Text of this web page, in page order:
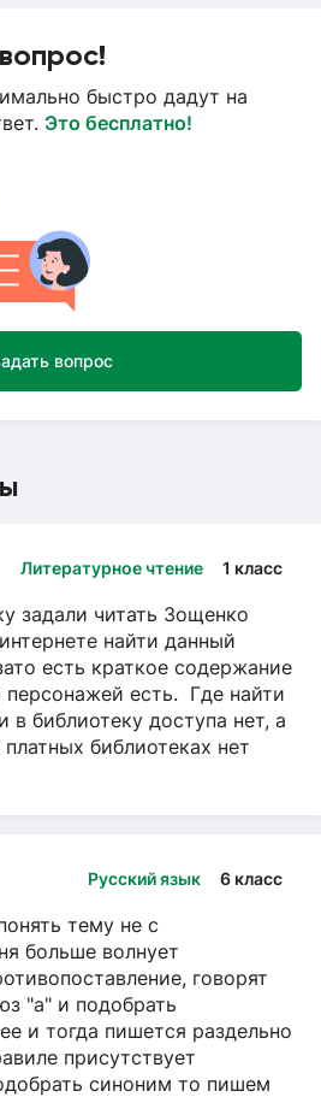
быстро дадут на
Это бесплатно!
вопрос
Литературное чтение 1 класс
задали читать Зощенко
найти данный
есть краткое содержание
есть. Где найти
в библиотеку доступа нет, а
библиотеках нет
Русский язык 6 класс
тему не с
больше волнует
говорят
"а" и подобрать
и тогда пишется раздельно
присутствует
синоним то пишем